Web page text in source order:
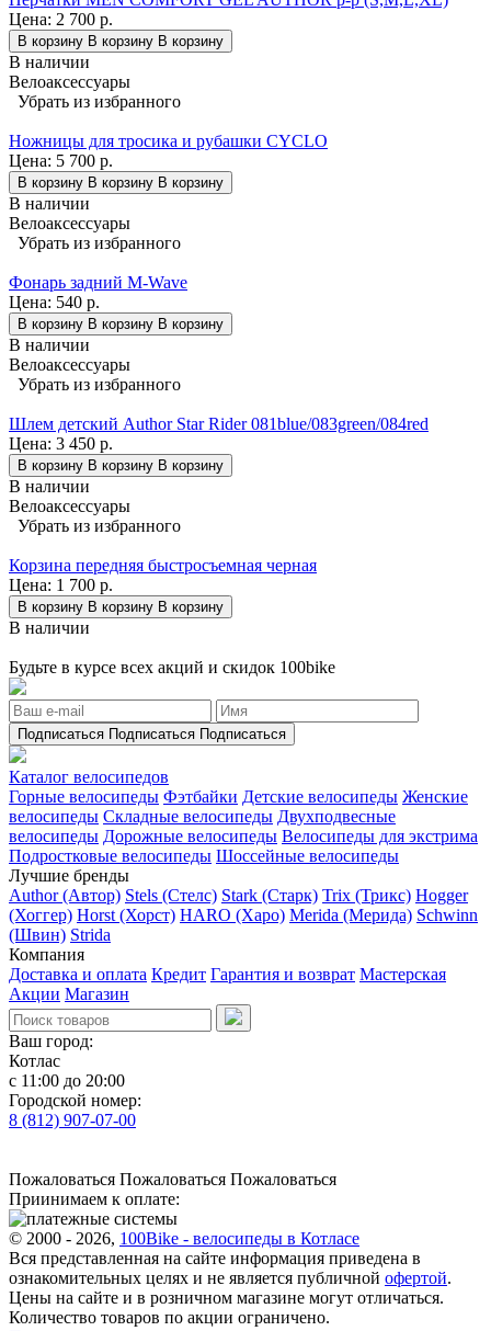
Цена: 2 700 р.
В корзину В корзину В корзину
В наличии
Велоаксессуары
Убрать из избранного
Ножницы для тросика и рубашки CYCLO
Цена: 5 700 р.
В корзину В корзину В корзину
В наличии
Велоаксессуары
Убрать из избранного
Фонарь задний M-Wave
Цена: 540 р.
В корзину В корзину В корзину
В наличии
Велоаксессуары
Убрать из избранного
Шлем детский Author Star Rider 081blue/083green/084red
Цена: 3 450 р.
В корзину В корзину В корзину
В наличии
Велоаксессуары
Убрать из избранного
Корзина передняя быстросъемная черная
Цена: 1 700 р.
В корзину В корзину В корзину
В наличии
Будьте в курсе всех акций и скидок 100bike
Подписаться Подписаться Подписаться
Каталог велосипедов
Горные велосипеды Фэтбайки Детские велосипеды Женские
велосипеды Складные велосипеды Двухподвесные
велосипеды Дорожные велосипеды Велосипеды для экстрима
Подростковые велосипеды Шоссейные велосипеды
Лучшие бренды
Author (Автор) Stels (Стелс) Stark (Старк) Trix (Трикс) Hogger
(Хоггер) Horst (Хорст) HARO (Харо) Merida (Мерида) Schwinn
(Швин) Strida
Компания
Доставка и оплата Кредит Гарантия и возврат Мастерская
Акции Магазин
Ваш город:
Котлас
с 11:00 до 20:00
Городской номер:
8 (812) 907-07-00
Пожаловаться Пожаловаться Пожаловаться
Приинимаем к оплате:
© 2000 - 2026, 100Bike - велосипеды в Котласе
Вся представленная на сайте информация приведена в
ознакомительных целях и не является публичной офертой.
Цены на сайте и в розничном магазине могут отличаться.
Количество товаров по акции ограничено.